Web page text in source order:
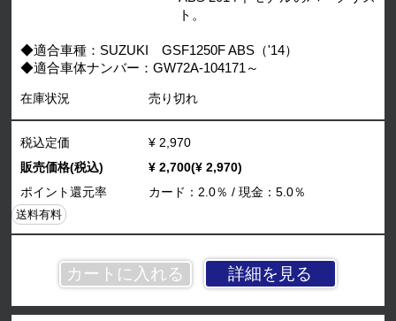
ト。
◆適合車種：SUZUKI GSF1250F ABS（'14）
◆適合車体ナンバー：GW72A-104171～
在庫状況 売り切れ
詳細を見る
税込定価
¥ 2,970
販売価格(税込)
¥ 2,700(¥ 2,970)
ポイント還元率
カード：2.0％ / 現金：5.0％
送料有料